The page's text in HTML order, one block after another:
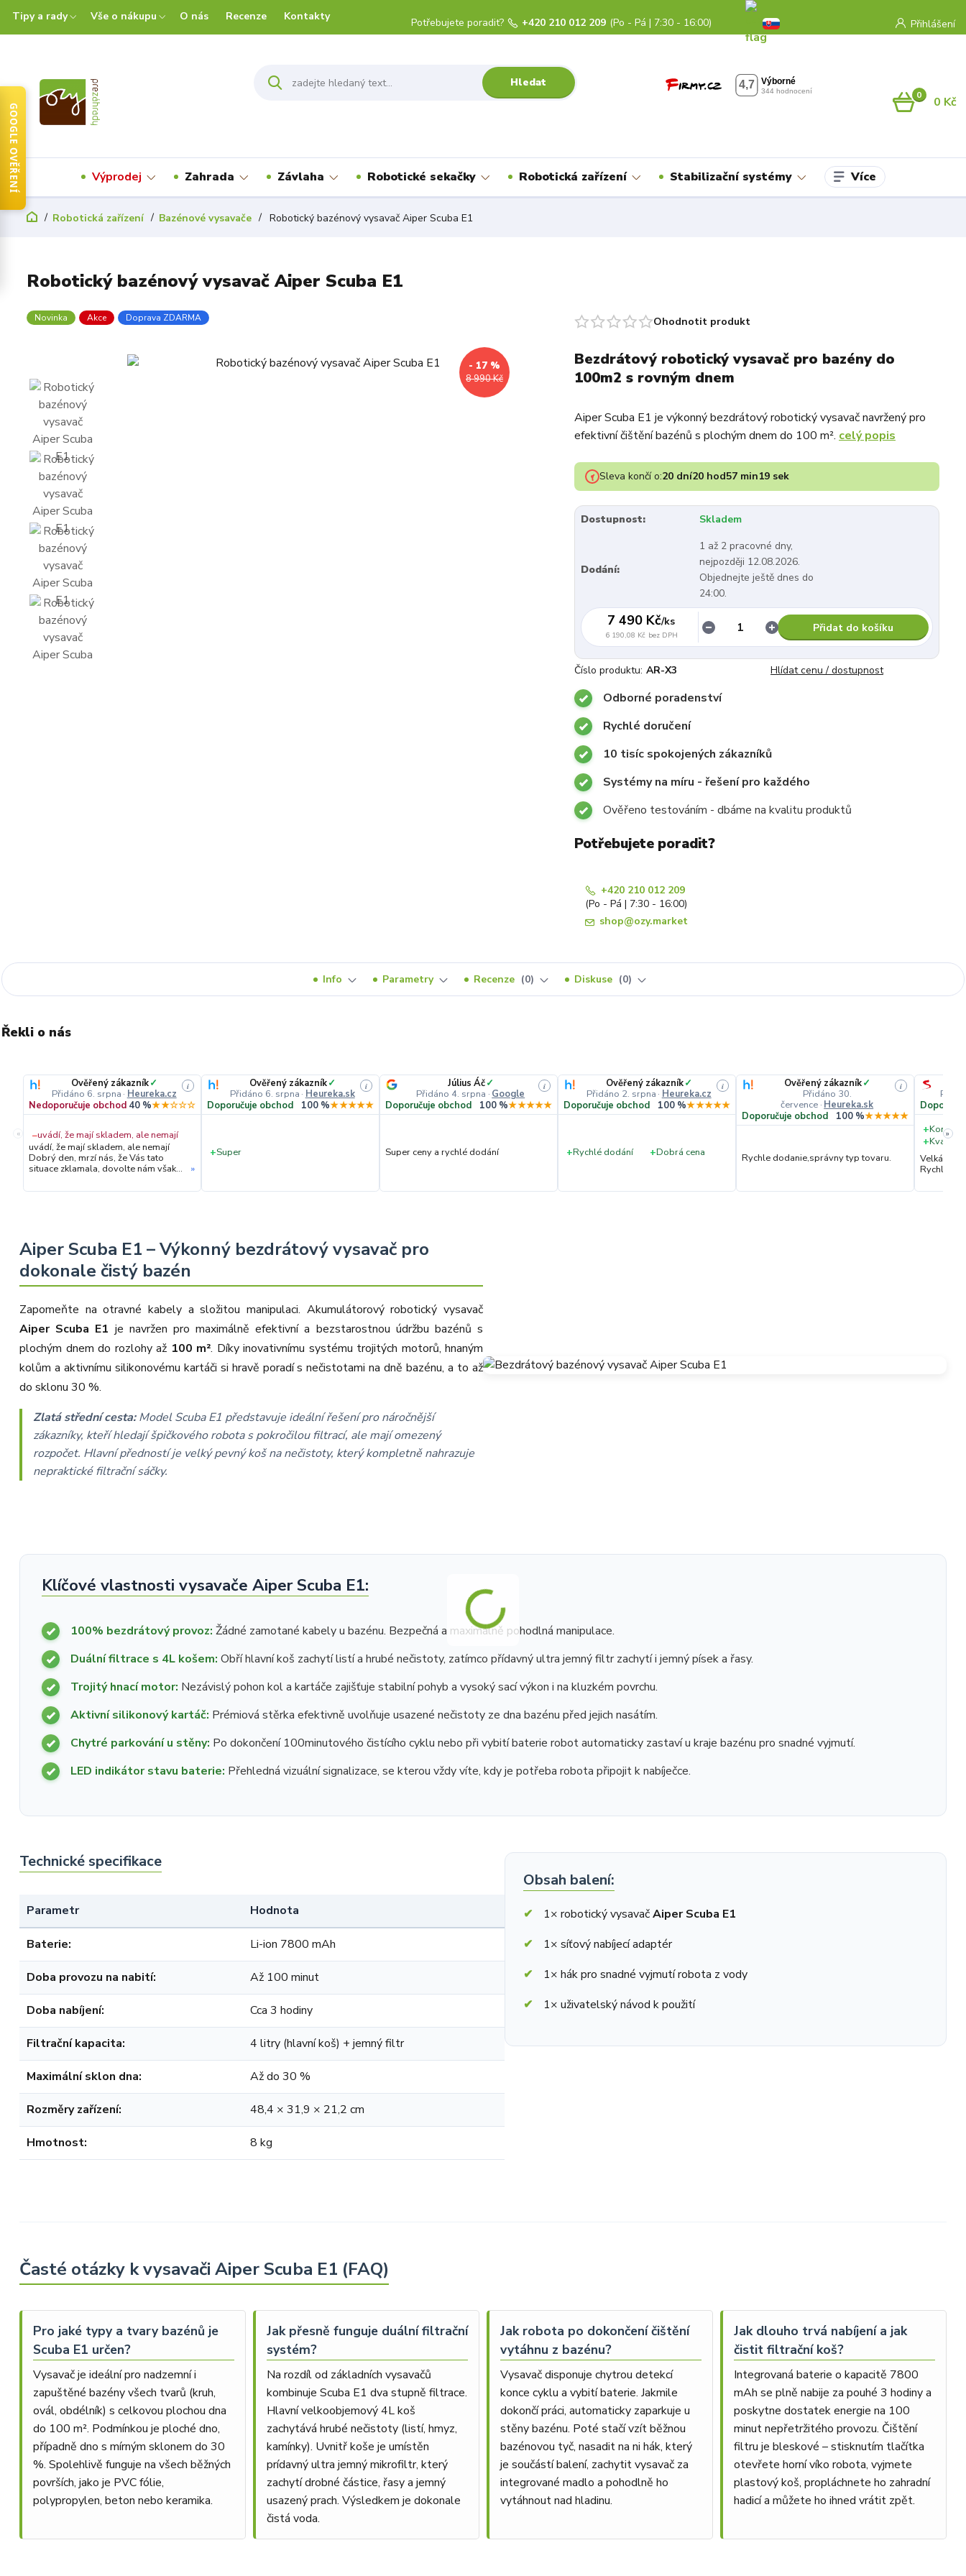
Tipy a rady Vše o nákupu O nás Recenze Kontakty
Přihlášení
Hledat
Potřebujete poradit? +420 210 012 209 (Po - Pá | 7:30 - 16:00)
0 0 Kč
Výprodej Zahrada Závlaha Robotické sekačky Robotická zařízení Stabilizační systémy Více
Robotická zařízení Bazénové vysavače Robotický bazénový vysavač Aiper Scuba E1
Robotický bazénový vysavač Aiper Scuba E1
Novinka Akce Doprava ZDARMA
8 990 Kč
- 17 %
Ohodnotit produkt
Bezdrátový robotický vysavač pro bazény do
100m2 s rovným dnem
Aiper Scuba E1 je výkonný bezdrátový robotický vysavač navržený pro
efektivní čištění bazénů s plochým dnem do 100 m². celý popis
Sleva končí o:20 dní20 hod57 min18 sek
Dostupnost: Skladem
Dodání:
1 až 2 pracovné dny,
nejpozději 12.08.2026.
Objednejte ještě dnes do
24:00.
7 490 Kč/ks
6 190,08 Kč bez DPH
Přidat do košíku
Číslo produktu: AR-X3 Hlídat cenu / dostupnost
Odborné poradenství
Rychlé doručení
10 tisíc spokojených zákazníků
Systémy na míru - řešení pro každého
Ověřeno testováním - dbáme na kvalitu produktů
Potřebujete poradit?
+420 210 012 209
(Po - Pá | 7:30 - 16:00)
shop@ozy.market
Info Parametry Recenze 0 Diskuse 0
Řekli o nás
«
Ověřený zákazník✓
Přidáno 6. srpna · Heureka.cz
i
Nedoporučuje obchod 40 %★★☆☆☆
−uvádí, že mají skladem, ale nemají
uvádí, že mají skladem, ale nemají
Dobrý den, mrzí nás, že Vás tato
situace zklamala, dovolte nám však
objednávky. Hned druhý den ráno
dodavatele. Jelikož zboží nebylo k
dispozici ani u něj, museli jsme
objednávku stornovat. O všem jsme
Vás obratem informovali a náležitě
se omluvili. Zakládáme si na férovém
že i přes naši okamžitou reakci,
osobní telefonát a maximální snahu
náš obchod nedoporučujete. Věříme,
že nám v budoucnu dáte příležitost
přesvědčit Vás o kvalitě našich
služeb. Tým OZY.market
»
Ověřený zákazník✓
Přidáno 6. srpna · Heureka.sk
i
Doporučuje obchod 100 %★★★★★
+Super
Július Áč✓
Přidáno 4. srpna · Google
i
Doporučuje obchod 100 %★★★★★
Super ceny a rychlé dodání
Ověřený zákazník✓
Přidáno 2. srpna · Heureka.cz
i
Doporučuje obchod 100 %★★★★★
+Rychlé dodání +Dobrá cena
Ověřený zákazník✓
Přidáno 30.
července · Heureka.sk
i
Doporučuje obchod 100 %★★★★★
Rychle dodanie,správny typ tovaru.
+
+Kvalita
Velká
Rychlé
»
Aiper Scuba E1 – Výkonný bezdrátový vysavač pro
dokonale čistý bazén
Zapomeňte na otravné kabely a složitou manipulaci. Akumulátorový robotický vysavač
Aiper Scuba E1 je navržen pro maximálně efektivní a bezstarostnou údržbu bazénů s
plochým dnem do rozlohy až 100 m². Díky inovativnímu systému trojitých motorů, hnaným
kolům a aktivnímu silikonovému kartáči si hravě poradí s nečistotami na dně bazénu, a to až
do sklonu 30 %.
Zlatá střední cesta:Model Scuba E1 představuje ideální řešení pro náročnější
zákazníky, kteří hledají špičkového robota s pokročilou filtrací, ale mají omezený
rozpočet. Hlavní předností je velký pevný koš na nečistoty, který kompletně nahrazuje
nepraktické filtrační sáčky.
Klíčové vlastnosti vysavače Aiper Scuba E1:
100% bezdrátový provoz: Žádné zamotané kabely u bazénu. Bezpečná a maximálně pohodlná manipulace.
Duální filtrace s 4L košem: Obří hlavní koš zachytí listí a hrubé nečistoty, zatímco přídavný ultra jemný filtr zachytí i jemný písek a řasy.
Trojitý hnací motor: Nezávislý pohon kol a kartáče zajišťuje stabilní pohyb a vysoký sací výkon i na kluzkém povrchu.
Aktivní silikonový kartáč: Prémiová stěrka efektivně uvolňuje usazené nečistoty ze dna bazénu před jejich nasátím.
Chytré parkování u stěny: Po dokončení 100minutového čistícího cyklu nebo při vybití baterie robot automaticky zastaví u kraje bazénu pro snadné vyjmutí.
LED indikátor stavu baterie: Přehledná vizuální signalizace, se kterou vždy víte, kdy je potřeba robota připojit k nabíječce.
Technické specifikace
Parametr Hodnota
Baterie: Li-ion 7800 mAh
Doba provozu na nabití: Až 100 minut
Doba nabíjení: Cca 3 hodiny
Filtrační kapacita: 4 litry (hlavní koš) + jemný filtr
Maximální sklon dna: Až do 30 %
Rozměry zařízení: 48,4 × 31,9 × 21,2 cm
Hmotnost: 8 kg
Obsah balení:
1× robotický vysavačAiper Scuba E1
1× síťový nabíjecí adaptér
1× hák pro snadné vyjmutí robota z vody
1× uživatelský návod k použití
Časté otázky k vysavači Aiper Scuba E1 (FAQ)
Pro jaké typy a tvary bazénů je
Scuba E1 určen?
Vysavač je ideální pro nadzemní i
zapuštěné bazény všech tvarů (kruh,
ovál, obdélník) s celkovou plochou dna
do 100 m². Podmínkou je ploché dno,
případně dno s mírným sklonem do 30
%. Spolehlivě funguje na všech běžných
površích, jako je PVC fólie,
polypropylen, beton nebo keramika.
Jak přesně funguje duální filtrační
systém?
Na rozdíl od základních vysavačů
kombinuje Scuba E1 dva stupně filtrace.
Hlavní velkoobjemový 4L koš
zachytává hrubé nečistoty (listí, hmyz,
kamínky). Uvnitř koše je umístěn
prídavný ultra jemný mikrofiltr, který
zachytí drobné částice, řasy a jemný
usazený prach. Výsledkem je dokonale
čistá voda.
Jak robota po dokončení čištění
vytáhnu z bazénu?
Vysavač disponuje chytrou detekcí
konce cyklu a vybití baterie. Jakmile
dokončí práci, automaticky zaparkuje u
stěny bazénu. Poté stačí vzít běžnou
bazénovou tyč, nasadit na ni hák, který
je součástí balení, zachytit vysavač za
integrované madlo a pohodlně ho
vytáhnout nad hladinu.
Jak dlouho trvá nabíjení a jak
čistit filtrační koš?
Integrovaná baterie o kapacitě 7800
mAh se plně nabije za pouhé 3 hodiny a
poskytne dostatek energie na 100
minut nepřetržitého provozu. Čištění
filtru je bleskové – stisknutím tlačítka
otevřete horní víko robota, vyjmete
plastový koš, propláchnete ho zahradní
hadicí a můžete ho ihned vrátit zpět.
GOOGLE OVĚŘENÍ